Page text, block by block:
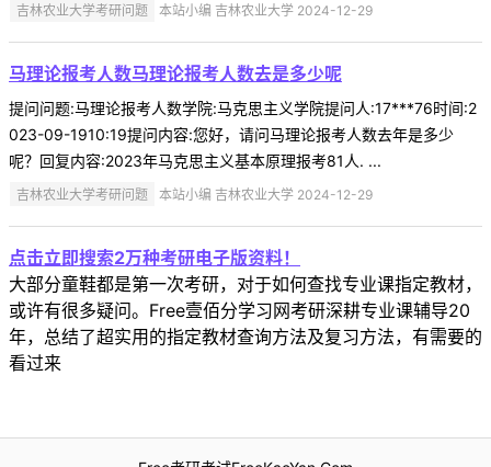
吉林农业大学考研问题 本站小编 吉林农业大学 2024-12-29
马理论报考人数马理论报考人数去是多少呢
提问问题:马理论报考人数学院:马克思主义学院提问人:17***76时间:2
023-09-1910:19提问内容:您好，请问马理论报考人数去年是多少
呢？回复内容:2023年马克思主义基本原理报考81人. ...
吉林农业大学考研问题 本站小编 吉林农业大学 2024-12-29
点击立即搜索2万种考研电子版资料！
大部分童鞋都是第一次考研，对于如何查找专业课指定教材，
或许有很多疑问。Free壹佰分学习网考研深耕专业课辅导20
年，总结了超实用的指定教材查询方法及复习方法，有需要的
看过来